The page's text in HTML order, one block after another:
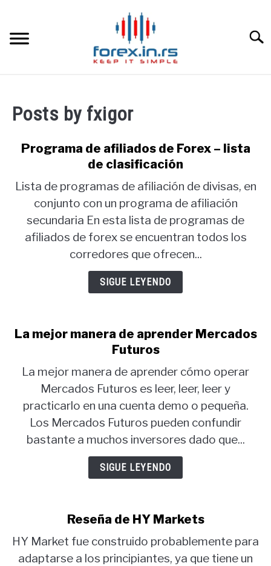
content
HOME ESPAÑOLA
LOS MEJORES CORREDORES DE DIVISAS
LA INVERSIÓN
PAMM
Posts by fxigor
Programa de afiliados de Forex – lista
de clasificación
Lista de programas de afiliación de divisas, en
conjunto con un programa de afiliación
secundaria En esta lista de programas de
afiliados de forex se encuentran todos los
corredores que ofrecen...
SIGUE LEYENDO
La mejor manera de aprender Mercados
Futuros
La mejor manera de aprender cómo operar
Mercados Futuros es leer, leer, leer y
practicarlo en una cuenta demo o pequeña.
Los Mercados Futuros pueden confundir
bastante a muchos inversores dado que...
SIGUE LEYENDO
Reseña de HY Markets
HY Market fue construido probablemente para
adaptarse a los principiantes, ya que tiene un